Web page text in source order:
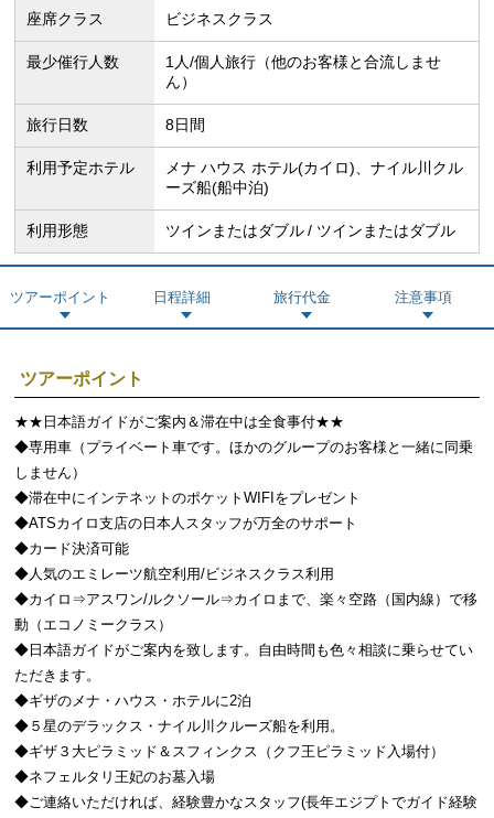
座席クラス ビジネスクラス
最少催行人数
1人/個人旅行（他のお客様と合流しませ
ん）
旅行日数 8日間
利用予定ホテル
メナ ハウス ホテル(カイロ)、ナイル川クル
ーズ船(船中泊)
利用形態 ツインまたはダブル ツインまたはダブル
ツアーポイント 日程詳細 旅行代金 注意事項
ツアーポイント
★★日本語ガイドがご案内＆滞在中は全食事付★★
◆専用車（プライベート車です。ほかのグループのお客様と一緒に同乗
しません）
◆滞在中にインテネットのポケットWIFIをプレゼント
◆ATSカイロ支店の日本人スタッフが万全のサポート
◆カード決済可能
◆人気のエミレーツ航空利用/ビジネスクラス利用
◆カイロ⇒アスワン/ルクソール⇒カイロまで、楽々空路（国内線）で移
動（エコノミークラス）
◆日本語ガイドがご案内を致します。自由時間も色々相談に乗らせてい
ただきます。
◆ギザのメナ・ハウス・ホテルに2泊
◆５星のデラックス・ナイル川クルーズ船を利用。
◆ギザ３大ピラミッド＆スフィンクス（クフ王ピラミッド入場付）
◆ネフェルタリ王妃のお墓入場
◆ご連絡いただければ、経験豊かなスタッフ(長年エジプトでガイド経験